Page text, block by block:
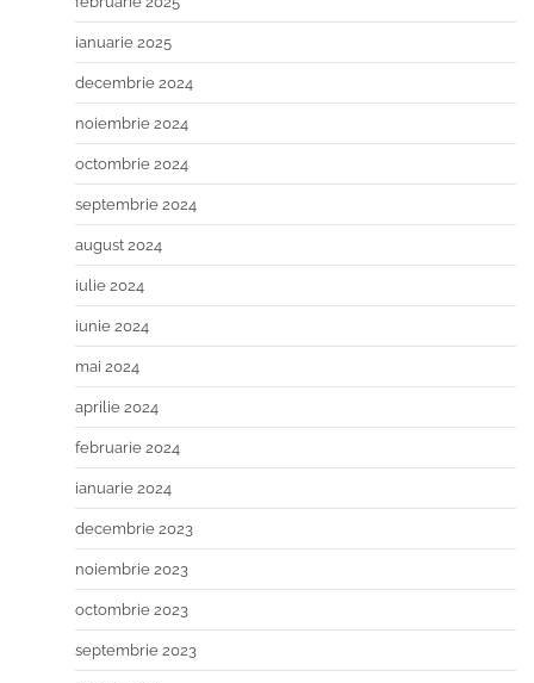
ianuarie 2025
decembrie 2024
noiembrie 2024
octombrie 2024
septembrie 2024
august 2024
iulie 2024
iunie 2024
mai 2024
aprilie 2024
februarie 2024
ianuarie 2024
decembrie 2023
noiembrie 2023
octombrie 2023
septembrie 2023